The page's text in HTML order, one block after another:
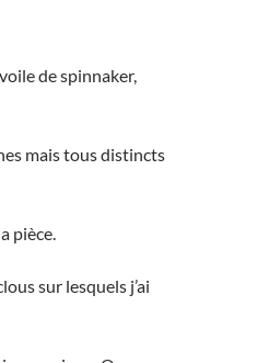
de spinnaker,
mais tous distincts
pièce.
sur lesquels j’ai